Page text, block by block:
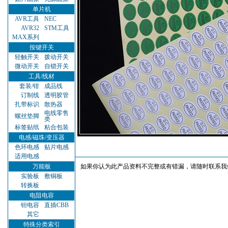
单片机
AVR工具
NEC
AVR32
STM工具
MAX系列
按键开关
轻触开关
拨动开关
微动开关
自锁开关
工具/线材
套装/钳
成品线
订制线
透明胶管
扎带标识
散热器
螺丝垫脚
电线零售
类
标签贴纸
粘合包装
电感/磁珠/变压器
色环电感
贴片电感
适用电感
万能板
实验板
敷铜板
转换板
电阻电容
钽电容
直插CBB
其它
特殊分类索引
如果你认为此产品资料不完整或有错漏，请随时联系